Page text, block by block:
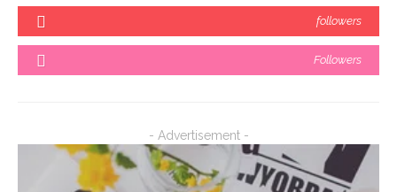
followers
Followers
- Advertisement -